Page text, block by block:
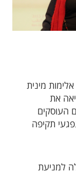
מינית
את
העוסקים
תקיפה
למניעת